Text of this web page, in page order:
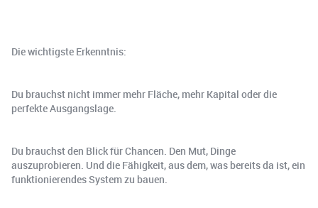
Die wichtigste Erkenntnis:
Du brauchst nicht immer mehr Fläche, mehr Kapital oder die
perfekte Ausgangslage.
Du brauchst den Blick für Chancen. Den Mut, Dinge
auszuprobieren. Und die Fähigkeit, aus dem, was bereits da ist, ein
funktionierendes System zu bauen.